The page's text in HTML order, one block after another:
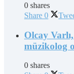
0 shares
Share 0
Olcay
müzikolog
0 shares